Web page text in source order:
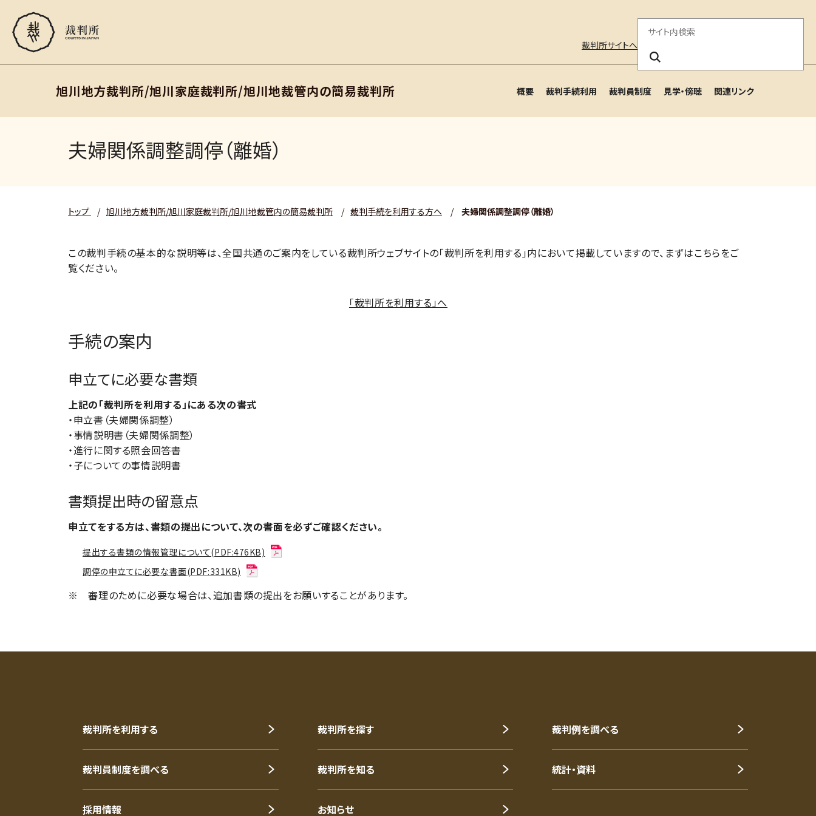
裁判所サイトへ
サ
イ
ト
内
検
旭川地方裁判所/旭川家庭裁判所/旭川地裁管内の簡易裁判所 概要 裁判手続利用 裁判員制度 見学・傍聴 関連リンク
夫婦関係調整調停（離婚）
トップ / 旭川地方裁判所/旭川家庭裁判所/旭川地裁管内の簡易裁判所 / 裁判手続を利用する方へ / 夫婦関係調整調停（離婚）
この裁判手続の基本的な説明等は、全国共通のご案内をしている裁判所ウェブサイトの｢裁判所を利用する｣内において掲載していますので、まずはこちらをご
覧ください。
「裁判所を利用する」へ
手続の案内
申立てに必要な書類
上記の「裁判所を利用する」にある次の書式
・申立書（夫婦関係調整）
・事情説明書（夫婦関係調整）
・進行に関する照会回答書
・子についての事情説明書
書類提出時の留意点
申立てをする方は、書類の提出について、次の書面を必ずご確認ください。
提出する書類の情報管理について(PDF:476KB)
調停の申立てに必要な書面(PDF:331KB)
※ 審理のために必要な場合は、追加書類の提出をお願いすることがあります。
裁判所を利用する 裁判所を探す 裁判例を調べる
裁判員制度を調べる 裁判所を知る 統計・資料
採用情報 お知らせ